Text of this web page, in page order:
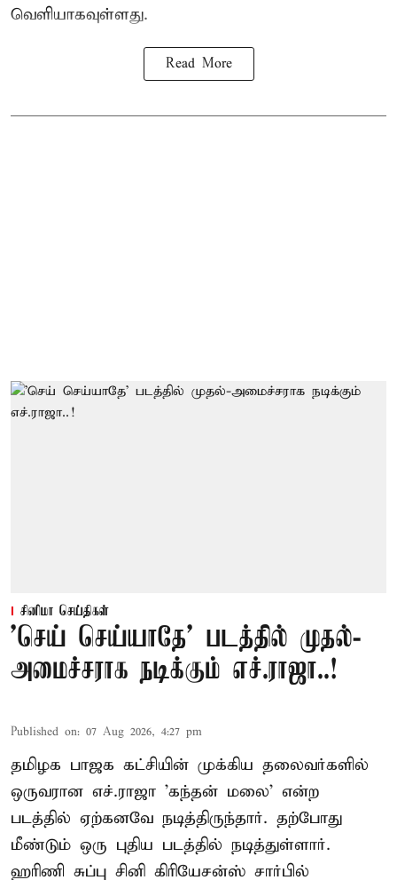
வெளியாகவுள்ளது.
Read More
சினிமா செய்திகள்
'செய் செய்யாதே' படத்தில் முதல்-
அமைச்சராக நடிக்கும் எச்.ராஜா..!
Published on: 07 Aug 2026, 4:27 pm
தமிழக பாஜக கட்சியின் முக்கிய தலைவர்களில்
ஒருவரான எச்.ராஜா 'கந்தன் மலை' என்ற
படத்தில் ஏற்கனவே நடித்திருந்தார். தற்போது
மீண்டும் ஒரு புதிய படத்தில் நடித்துள்ளார்.
ஹரிணி சுப்பு சினி கிரியேசன்ஸ் சார்பில்